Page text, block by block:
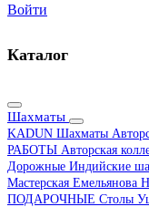
Войти
Каталог
Шахматы
KADUN Шахматы
РАБОТЫ Авторская
Дорожные Индийские
Мастерская Емельянова
ПОДАРОЧНЫЕ Столы